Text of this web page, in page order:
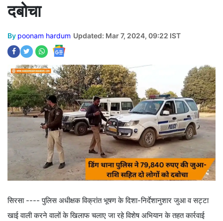
दबोचा
By poonam hardum Updated: Mar 7, 2024, 09:22 IST
सिरसा ---- पुलिस अधीक्षक विक्रांत भूषण के दिशा-निर्देशानुशार जुआ व सट्टा
खाई वाली करने वालों के खिलाफ चलाए जा रहे विशेष अभियान के तहत कार्रवाई